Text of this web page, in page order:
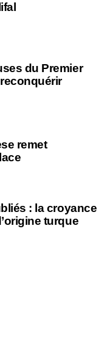
du Premier
remet
: la croyance
turque